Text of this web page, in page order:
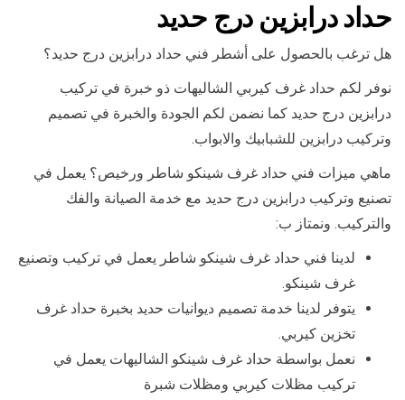
حداد درابزين درج حديد
هل ترغب بالحصول على أشطر فني حداد درابزين درج حديد؟
نوفر لكم حداد غرف كيربي الشاليهات ذو خبرة في تركيب
درابزين درج حديد كما نضمن لكم الجودة والخبرة في تصميم
وتركيب درابزين للشبابيك والابواب.
ماهي ميزات فني حداد غرف شينكو شاطر ورخيص؟ يعمل في
تصنيع وتركيب درابزين درج حديد مع خدمة الصيانة والفك
والتركيب. ونمتاز ب:
لدينا فني حداد غرف شينكو شاطر يعمل في تركيب وتصنيع
غرف شينكو.
يتوفر لدينا خدمة تصميم ديوانيات حديد بخبرة حداد غرف
تخزين كيربي.
نعمل بواسطة حداد غرف شينكو الشاليهات يعمل في
تركيب مظلات كيربي ومظلات شبرة